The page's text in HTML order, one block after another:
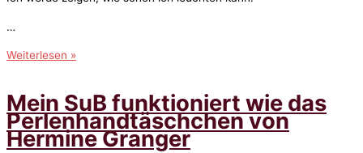
…
Die
dem
Keller
–
Weiterlesen »
Mein SuB funktioniert wie das
Perlenhandtäschchen von
Hermine Granger